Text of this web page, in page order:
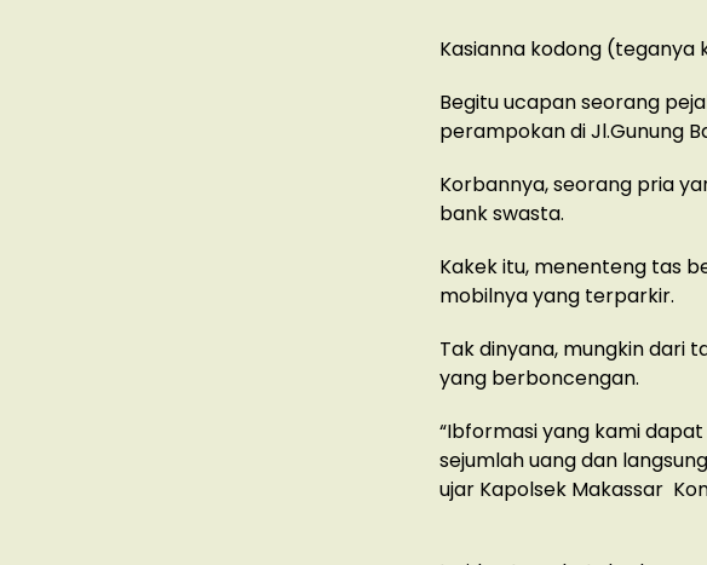
Kasianna kodong (teganya
Begitu ucapan seorang
perampokan di Jl.Gunung
Korbannya, seorang pria
bank swasta.
Kakek itu, menenteng tas
mobilnya yang terparkir.
Tak dinyana, mungkin dari
yang berboncengan.
“Ibformasi yang kami
sejumlah uang dan
ujar Kapolsek Makassar